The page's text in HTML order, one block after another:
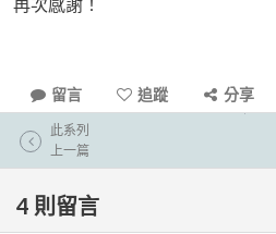
再次感謝！
留言 追蹤 分享
此系列
上一篇
4 則留言